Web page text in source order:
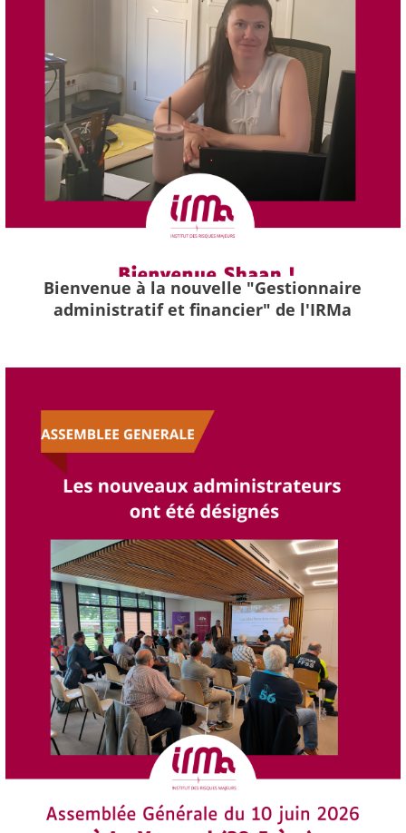
Bienvenue à la nouvelle "Gestionnaire
administratif et financier" de l'IRMa